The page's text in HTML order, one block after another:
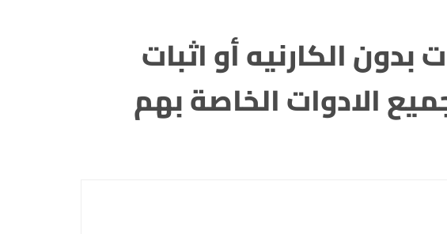
بدون الكارنيه أو اثبات
الادوات الخاصة بهم